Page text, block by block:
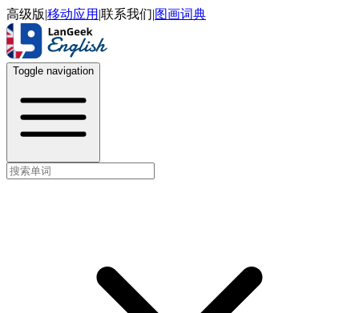
高级版|移动应用 |联系我们|图画词典
Toggle navigation